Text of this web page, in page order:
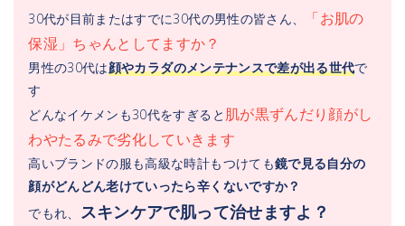
30代が目前またはすでに30代の男性の皆さん、
「お肌の
保湿」ちゃんとしてますか？
男性の30代は顔やカラダのメンテナンスで差が出る世代で
す
どんなイケメンも30代をすぎると 肌が黒ずんだり顔がし
わやたるみで劣化していきます
高いブランドの服も高級な時計もつけても鏡で見る自分の
顔がどんどん老けていったら辛くないですか？
でもれ、 スキンケアで肌って治せますよ？